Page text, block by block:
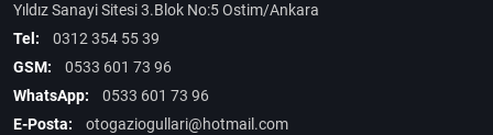
Yıldız Sanayi Sitesi 3.Blok No:5 Ostim/Ankara
Tel:
0312 354 55 39
GSM:
0533 601 73 96
WhatsApp:
0533 601 73 96
E-Posta:
otogaziogullari@hotmail.com